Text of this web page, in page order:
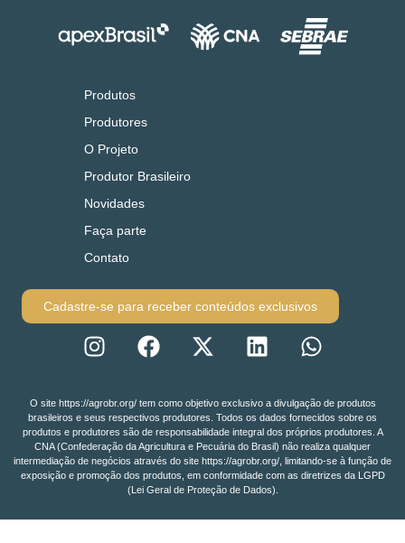
Produtos
Produtores
O Projeto
Produtor Brasileiro
Novidades
Faça parte
Contato
Cadastre-se para receber conteúdos exclusivos
O site https://agrobr.org/ tem como objetivo exclusivo a divulgação de produtos
brasileiros e seus respectivos produtores. Todos os dados fornecidos sobre os
produtos e produtores são de responsabilidade integral dos próprios produtores. A
CNA (Confederação da Agricultura e Pecuária do Brasil) não realiza qualquer
intermediação de negócios através do site https://agrobr.org/, limitando-se à função de
exposição e promoção dos produtos, em conformidade com as diretrizes da LGPD
(Lei Geral de Proteção de Dados).